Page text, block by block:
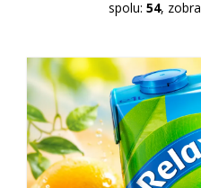
spolu: 54,